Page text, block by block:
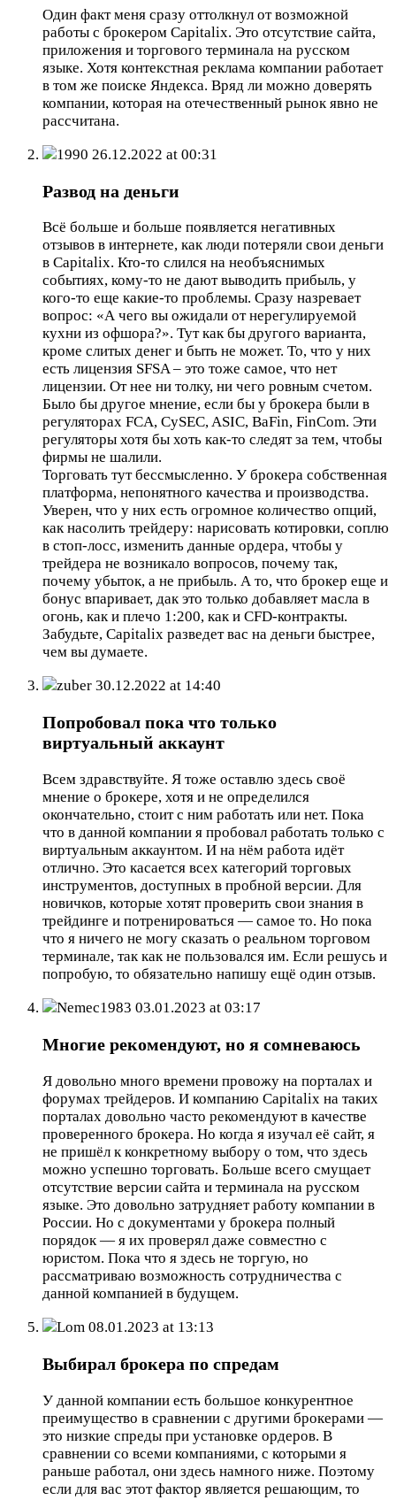
Один факт меня сразу оттолкнул от возможной
работы с брокером Capitalix. Это отсутствие сайта,
приложения и торгового терминала на русском
языке. Хотя контекстная реклама компании работает
в том же поиске Яндекса. Вряд ли можно доверять
компании, которая на отечественный рынок явно не
рассчитана.
1990 26.12.2022 at 00:31
Развод на деньги
Всё больше и больше появляется негативных
отзывов в интернете, как люди потеряли свои деньги
в Capitalix. Кто-то слился на необъяснимых
событиях, кому-то не дают выводить прибыль, у
кого-то еще какие-то проблемы. Сразу назревает
вопрос: «А чего вы ожидали от нерегулируемой
кухни из офшора?». Тут как бы другого варианта,
кроме слитых денег и быть не может. То, что у них
есть лицензия SFSA – это тоже самое, что нет
лицензии. От нее ни толку, ни чего ровным счетом.
Было бы другое мнение, если бы у брокера были в
регуляторах FCA, CySEC, ASIC, BaFin, FinCom. Эти
регуляторы хотя бы хоть как-то следят за тем, чтобы
фирмы не шалили.
Торговать тут бессмысленно. У брокера собственная
платформа, непонятного качества и производства.
Уверен, что у них есть огромное количество опций,
как насолить трейдеру: нарисовать котировки, соплю
в стоп-лосс, изменить данные ордера, чтобы у
трейдера не возникало вопросов, почему так,
почему убыток, а не прибыль. А то, что брокер еще и
бонус впаривает, дак это только добавляет масла в
огонь, как и плечо 1:200, как и CFD-контракты.
Забудьте, Capitalix разведет вас на деньги быстрее,
чем вы думаете.
zuber 30.12.2022 at 14:40
Попробовал пока что только
виртуальный аккаунт
Всем здравствуйте. Я тоже оставлю здесь своё
мнение о брокере, хотя и не определился
окончательно, стоит с ним работать или нет. Пока
что в данной компании я пробовал работать только с
виртуальным аккаунтом. И на нём работа идёт
отлично. Это касается всех категорий торговых
инструментов, доступных в пробной версии. Для
новичков, которые хотят проверить свои знания в
трейдинге и потренироваться — самое то. Но пока
что я ничего не могу сказать о реальном торговом
терминале, так как не пользовался им. Если решусь и
попробую, то обязательно напишу ещё один отзыв.
Nemec1983 03.01.2023 at 03:17
Многие рекомендуют, но я сомневаюсь
Я довольно много времени провожу на порталах и
форумах трейдеров. И компанию Capitalix на таких
порталах довольно часто рекомендуют в качестве
проверенного брокера. Но когда я изучал её сайт, я
не пришёл к конкретному выбору о том, что здесь
можно успешно торговать. Больше всего смущает
отсутствие версии сайта и терминала на русском
языке. Это довольно затрудняет работу компании в
России. Но с документами у брокера полный
порядок — я их проверял даже совместно с
юристом. Пока что я здесь не торгую, но
рассматриваю возможность сотрудничества с
данной компанией в будущем.
Lom 08.01.2023 at 13:13
Выбирал брокера по спредам
У данной компании есть большое конкурентное
преимущество в сравнении с другими брокерами —
это низкие спреды при установке ордеров. В
сравнении со всеми компаниями, с которыми я
раньше работал, они здесь намного ниже. Поэтому
если для вас этот фактор является решающим, то